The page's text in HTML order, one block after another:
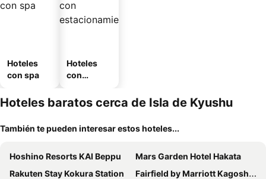
Hoteles
con spa
Hoteles
con
miento
Hoteles baratos cerca de Isla de Kyushu
También te pueden interesar estos hoteles...
Hoshino Resorts KAI Beppu
Mars Garden Hotel Hakata
Rakuten Stay Kokura Station
Fairfield by Marriott Kagoshima Sakurajima